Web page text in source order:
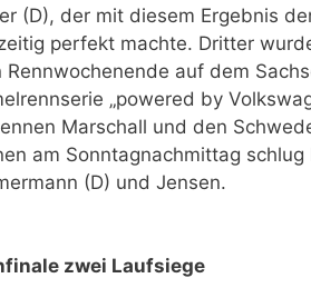
(D), der mit diesem Ergebnis
perfekt machte. Dritter
Rennwochenende auf dem
„powered by
Marschall und den
am Sonntagnachmittag
(D) und Jensen.
zwei Laufsiege